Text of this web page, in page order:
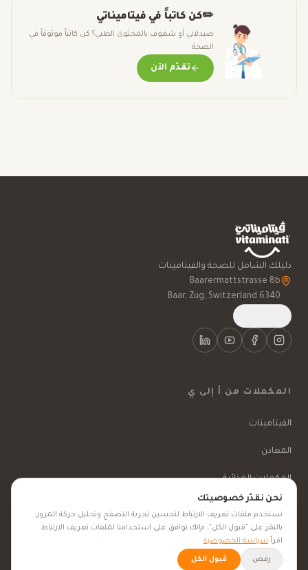
✏️كن كاتباً في فيتاميناتي
صيدلاني أو شغوف بالمحتوى الطبي؟ كن كاتباً موثوقاً في
الصحة
تقدّم الآن
دليلك الشامل للصحة والفيتامينات
6340 Baar, Zug, Switzerland
المكملات من أ إلى ي
الفيتامينات
المعادن
المكملات الغذائية
الجمال والعناية
نحن نقدّر خصوصيتك
نستخدم ملفات تعريف الارتباط لتحسين تجربة التصفح وتحليل حركة المرور.
بالنقر على "قبول الكل"، فإنك توافق على استخدامنا لملفات تعريف الارتباط.
اقرأ سياسة الخصوصية
رفض قبول الكل